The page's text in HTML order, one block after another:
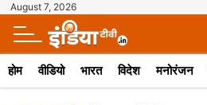
August 7, 2026
होम वीडियो भारत विदेश मनोरंजन